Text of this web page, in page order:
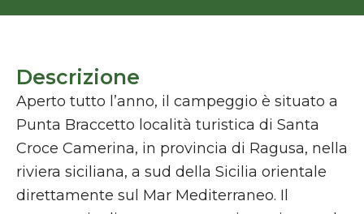
Descrizione
Aperto tutto l’anno, il campeggio è situato a
Punta Braccetto località turistica di Santa
Croce Camerina, in provincia di Ragusa, nella
riviera siciliana, a sud della Sicilia orientale
direttamente sul Mar Mediterraneo. Il